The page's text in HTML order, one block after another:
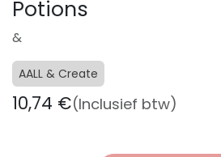
Potions
&
AALL & Create
10,74 €(Inclusief btw)